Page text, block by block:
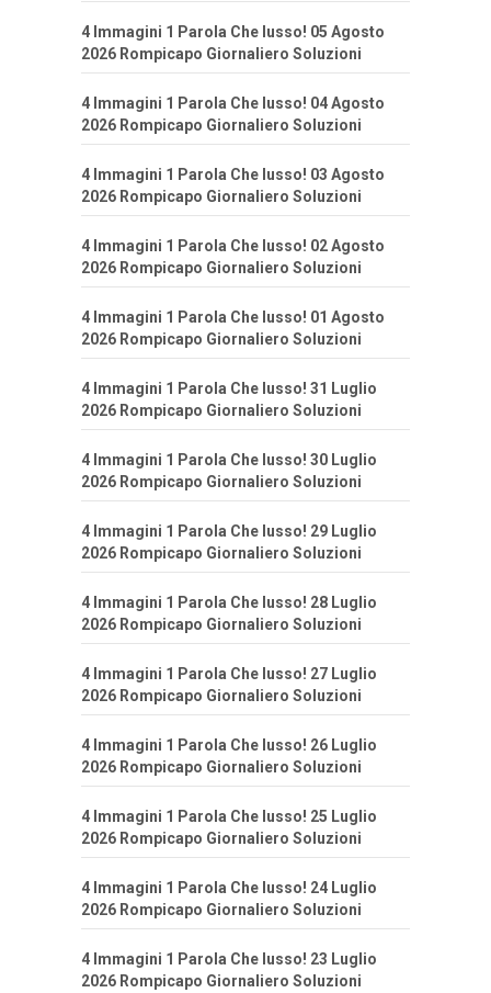
4 Immagini 1 Parola Che lusso! 05 Agosto
2026 Rompicapo Giornaliero Soluzioni
4 Immagini 1 Parola Che lusso! 04 Agosto
2026 Rompicapo Giornaliero Soluzioni
4 Immagini 1 Parola Che lusso! 03 Agosto
2026 Rompicapo Giornaliero Soluzioni
4 Immagini 1 Parola Che lusso! 02 Agosto
2026 Rompicapo Giornaliero Soluzioni
4 Immagini 1 Parola Che lusso! 01 Agosto
2026 Rompicapo Giornaliero Soluzioni
4 Immagini 1 Parola Che lusso! 31 Luglio
2026 Rompicapo Giornaliero Soluzioni
4 Immagini 1 Parola Che lusso! 30 Luglio
2026 Rompicapo Giornaliero Soluzioni
4 Immagini 1 Parola Che lusso! 29 Luglio
2026 Rompicapo Giornaliero Soluzioni
4 Immagini 1 Parola Che lusso! 28 Luglio
2026 Rompicapo Giornaliero Soluzioni
4 Immagini 1 Parola Che lusso! 27 Luglio
2026 Rompicapo Giornaliero Soluzioni
4 Immagini 1 Parola Che lusso! 26 Luglio
2026 Rompicapo Giornaliero Soluzioni
4 Immagini 1 Parola Che lusso! 25 Luglio
2026 Rompicapo Giornaliero Soluzioni
4 Immagini 1 Parola Che lusso! 24 Luglio
2026 Rompicapo Giornaliero Soluzioni
4 Immagini 1 Parola Che lusso! 23 Luglio
2026 Rompicapo Giornaliero Soluzioni